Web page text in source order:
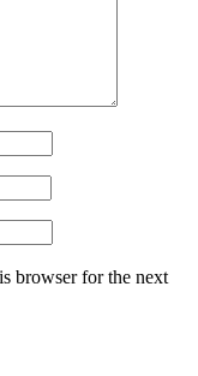
browser for the next